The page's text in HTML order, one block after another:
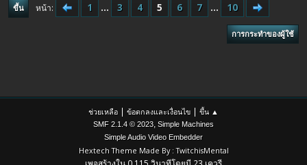
ขึ้น หน้า 1 ... 3 4 5 6 7 ... 10
การกระทำของผู้ใช้
ช่วยเหลือ | ข้อตกลงและเงื่อนไข | ขึ้น ▲
SMF 2.1.4 © 2023, Simple Machines
Simple Audio Video Embedder
Hextech Theme Made By : TwitchisMental